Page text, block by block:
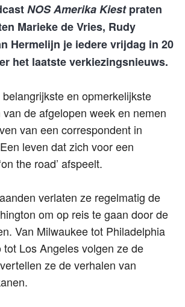
NOS Amerika Kiestpraten
Marieke de Vries, Rudy
Hermelijn je iedere vrijdag in 20
het laatste verkiezingsnieuws.
en opmerkelijkste
de afgelopen week en nemen
van een correspondent in
leven dat zich voor een
the road’ afspeelt.
verlaten ze regelmatig de
om op reis te gaan door de
Van Milwaukee tot Philadelphia
Los Angeles volgen ze de
ze de verhalen van